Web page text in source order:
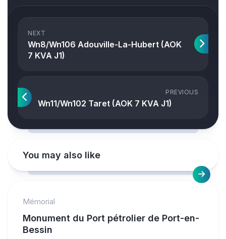
NEXT
Wn8/Wn106 Adouville-La-Hubert (AOK
7 KVA J1)
PREVIOUS
Wn11/Wn102 Taret (AOK 7 KVA J1)
You may also like
Mémorial
Monument du Port pétrolier de Port-en-
Bessin